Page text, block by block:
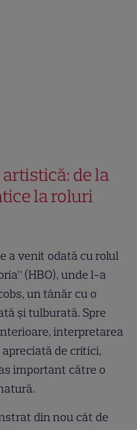
de la
la roluri
a venit odată cu rolul
(HBO), unde l-a
un tânăr cu o
și tulburată. Spre
interpretarea
apreciată de critici,
important către o
din nou cât de